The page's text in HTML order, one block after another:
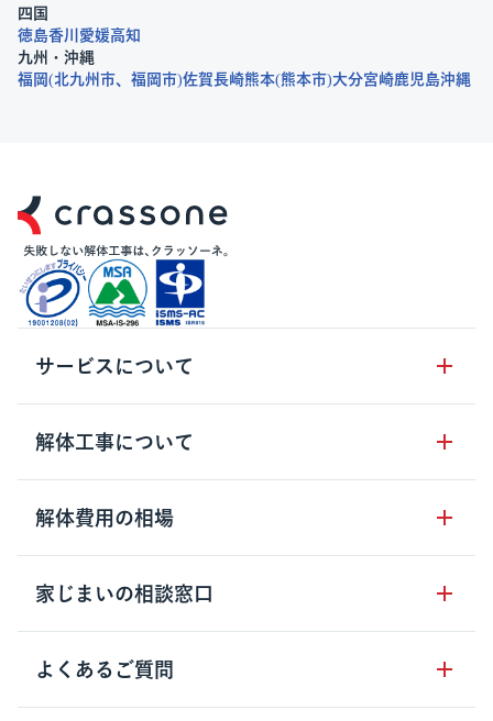
四国
徳島香川 愛媛高知
九州・沖縄
福岡 北九州市 福岡市 佐賀長崎熊本 熊本市 大分宮崎鹿児島沖縄
サービスについて
サービスの流れ
サービスのメリット
クラッソーネの自治体連携
解体工事について
解体工事の基礎知識
解体工事に関わる法律
用語集
解体費用の相場
木造住宅の相場
鉄骨造住宅の相場
RC造住宅の相場
家じまいの相談窓口
家じまいの相談窓口
よくあるご質問